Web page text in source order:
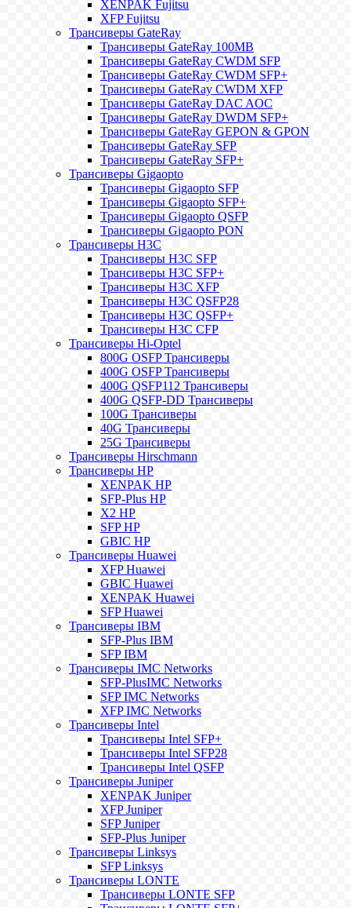
XENPAK Fujitsu
XFP Fujitsu
Трансиверы GateRay
Трансиверы GateRay 100MB
Трансиверы GateRay CWDM SFP
Трансиверы GateRay CWDM SFP+
Трансиверы GateRay CWDM XFP
Трансиверы GateRay DAC AOC
Трансиверы GateRay DWDM SFP+
Трансиверы GateRay GEPON & GPON
Трансиверы GateRay SFP
Трансиверы GateRay SFP+
Трансиверы Gigaopto
Трансиверы Gigaopto SFP
Трансиверы Gigaopto SFP+
Трансиверы Gigaopto QSFP
Трансиверы Gigaopto PON
Трансиверы H3C
Трансиверы H3C SFP
Трансиверы H3C SFP+
Трансиверы H3C XFP
Трансиверы H3C QSFP28
Трансиверы H3C QSFP+
Трансиверы H3C CFP
Трансиверы Hi-Optel
800G OSFP Трансиверы
400G OSFP Трансиверы
400G QSFP112 Трансиверы
400G QSFP-DD Трансиверы
100G Трансиверы
40G Трансиверы
25G Трансиверы
Трансиверы Hirschmann
Трансиверы HP
XENPAK HP
SFP-Plus HP
X2 HP
SFP HP
GBIC HP
Трансиверы Huawei
XFP Huawei
GBIC Huawei
XENPAK Huawei
SFP Huawei
Трансиверы IBM
SFP-Plus IBM
SFP IBM
Трансиверы IMC Networks
SFP-PlusIMC Networks
SFP IMC Networks
XFP IMC Networks
Трансиверы Intel
Трансиверы Intel SFP+
Трансиверы Intel SFP28
Трансиверы Intel QSFP
Трансиверы Juniper
XENPAK Juniper
XFP Juniper
SFP Juniper
SFP-Plus Juniper
Трансиверы Linksys
SFP Linksys
Трансиверы LONTE
Трансиверы LONTE SFP